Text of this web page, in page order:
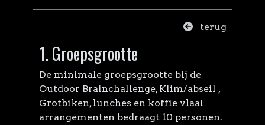
terug
1. Groepsgrootte
De minimale groepsgrootte bij de
Outdoor Brainchallenge, Klim/abseil ,
Grotbiken, lunches en koffie vlaai
arrangementen bedraagt 10 personen.